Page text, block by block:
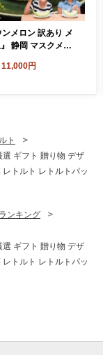
ンメロン 訳あり メ
静岡 マスクメロ
11,000円
ト
選 ギフト 贈り物 デザ
トルト レトルトパッ
ンキング
選 ギフト 贈り物 デザ
トルト レトルトパッ